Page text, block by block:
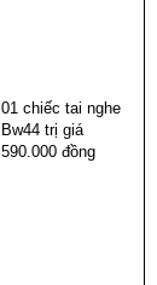
01 chiếc tai nghe
Bw44 trị giá
590.000 đồng